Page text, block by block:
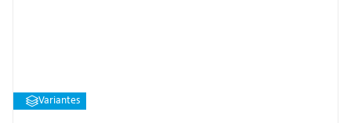
Variantes